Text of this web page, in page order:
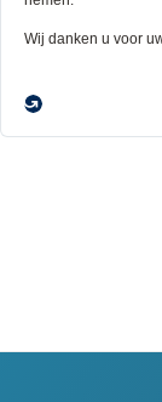
Rek Sokkels,